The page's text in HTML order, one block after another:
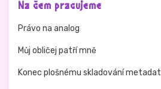
Na čem pracujeme
Právo na analog
Můj obličej patří mně
Konec plošnému skladování metadat